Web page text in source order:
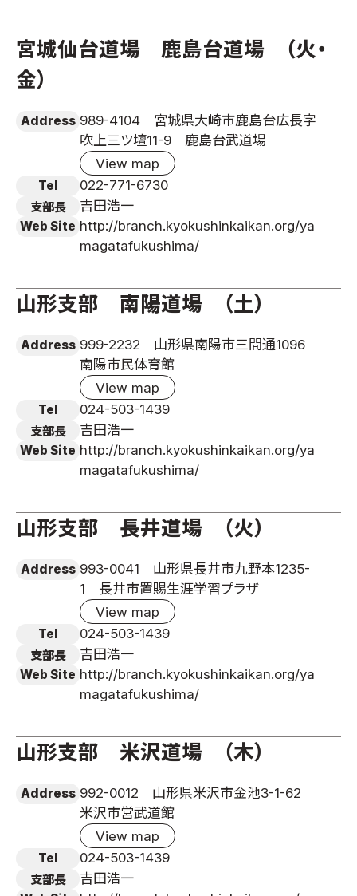
宮城仙台道場 鹿島台道場 （火・
金）
Address 989-4104 宮城県大崎市鹿島台広長字
吹上三ツ壇11-9 鹿島台武道場
View map
Tel 022-771-6730
支部長 吉田浩一
Web Site http://branch.kyokushinkaikan.org/ya
magatafukushima/
山形支部 南陽道場 （土）
Address 999-2232 山形県南陽市三間通1096
南陽市民体育館
View map
Tel 024-503-1439
支部長 吉田浩一
Web Site http://branch.kyokushinkaikan.org/ya
magatafukushima/
山形支部 長井道場 （火）
Address 993-0041 山形県長井市九野本1235-
1 長井市置賜生涯学習プラザ
View map
Tel 024-503-1439
支部長 吉田浩一
Web Site http://branch.kyokushinkaikan.org/ya
magatafukushima/
山形支部 米沢道場 （木）
Address 992-0012 山形県米沢市金池3-1-62
米沢市営武道館
View map
Tel 024-503-1439
支部長 吉田浩一